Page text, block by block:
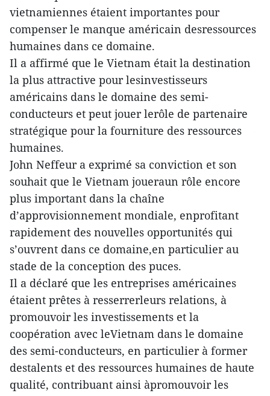
vietnamiennes étaient importantes pour
compenser le manque américain desressources
humaines dans ce domaine.
Il a affirmé que le Vietnam était la destination
la plus attractive pour lesinvestisseurs
américains dans le domaine des semi-
conducteurs et peut jouer lerôle de partenaire
stratégique pour la fourniture des ressources
humaines.
John Neffeur a exprimé sa conviction et son
souhait que le Vietnam joueraun rôle encore
plus important dans la chaîne
d’approvisionnement mondiale, enprofitant
rapidement des nouvelles opportunités qui
s’ouvrent dans ce domaine,en particulier au
stade de la conception des puces.
Il a déclaré que les entreprises américaines
étaient prêtes à resserrerleurs relations, à
promouvoir les investissements et la
coopération avec leVietnam dans le domaine
des semi-conducteurs, en particulier à former
destalents et des ressources humaines de haute
qualité, contribuant ainsi àpromouvoir les